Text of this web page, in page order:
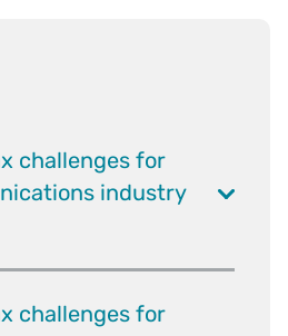
challenges for
industry
challenges for